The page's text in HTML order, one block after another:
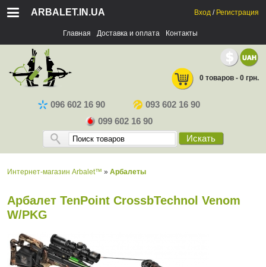
ARBALET.IN.UA
Главная Доставка и оплата Контакты
Вход / Регистрация
096 602 16 90
093 602 16 90
099 602 16 90
Искать
0 товаров - 0 грн.
Интернет-магазин Arbalet™ » Арбалеты
Арбалет TenPoint CrossbTechnol Venom
W/PKG